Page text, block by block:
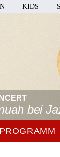
KIDS
bei
PROGRAMM